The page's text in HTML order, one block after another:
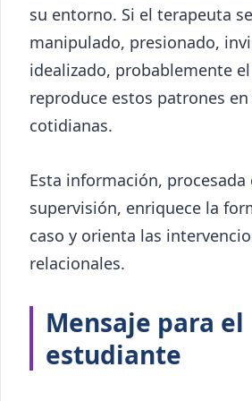
su entorno. Si el terapeuta
manipulado, presionado,
idealizado, probablemente
reproduce estos patrones
cotidianas.
Esta información,
supervisión, enriquece la
caso y orienta las
relacionales.
Mensaje para el
estudiante